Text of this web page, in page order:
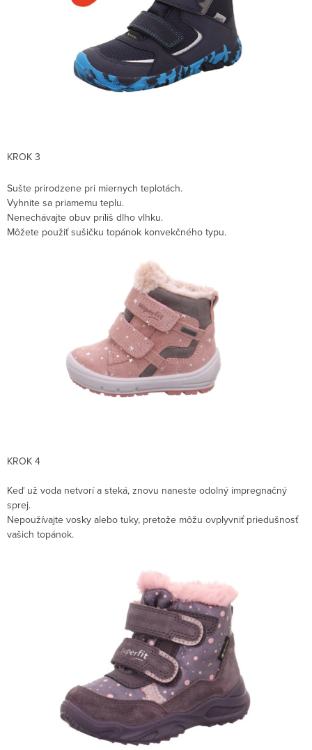
KROK 3
Sušte prirodzene pri miernych teplotách.
Vyhnite sa priamemu teplu.
Nenechávajte obuv príliš dlho vlhku.
Môžete použiť sušičku topánok konvekčného typu.
KROK 4
Keď už voda netvorí a steká, znovu naneste odolný impregnačný
sprej.
Nepoužívajte vosky alebo tuky, pretože môžu ovplyvniť priedušnosť
vašich topánok.